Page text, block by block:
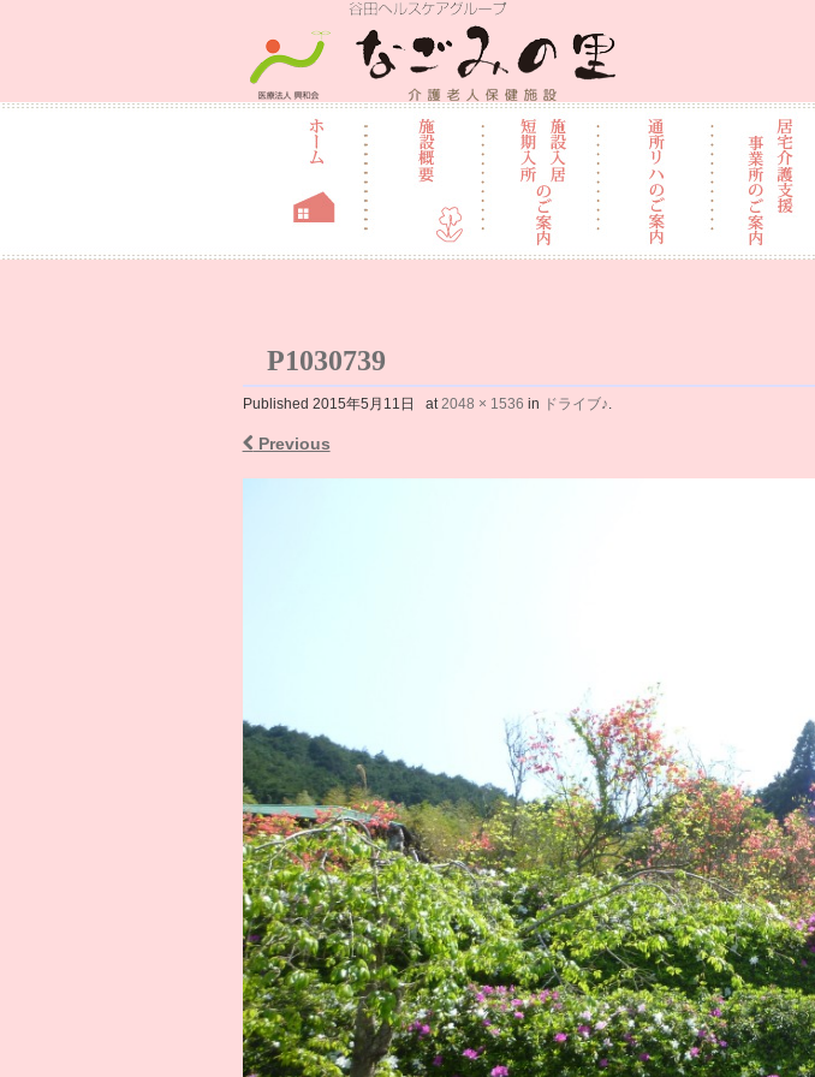
P1030739
Published 2015年5月11日 at2048 × 1536 in ドライブ♪.
Previous